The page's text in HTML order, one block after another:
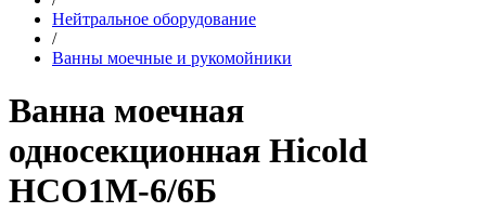
Нейтральное оборудование
/
Ванны моечные и рукомойники
Ванна моечная
односекционная Hicold
НСО1М-6/6Б